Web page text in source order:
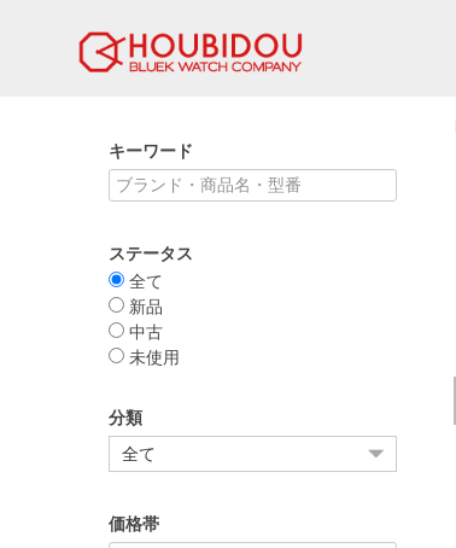
キーワード
ステータス
全て
新品
中古
未使用
分類
価格帯